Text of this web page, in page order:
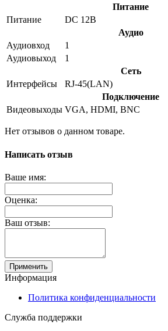
Питание
Питание
DC 12В
Аудио
Аудиовход
1
Аудиовыход
1
Сеть
Интерфейсы
RJ-45(LAN)
Подключение
Видеовыходы VGA, HDMI, BNC
Нет отзывов о данном товаре.
Написать отзыв
Ваше имя:
Оценка:
Ваш отзыв:
Применить
Информация
Политика конфиденциальности
Служба поддержки